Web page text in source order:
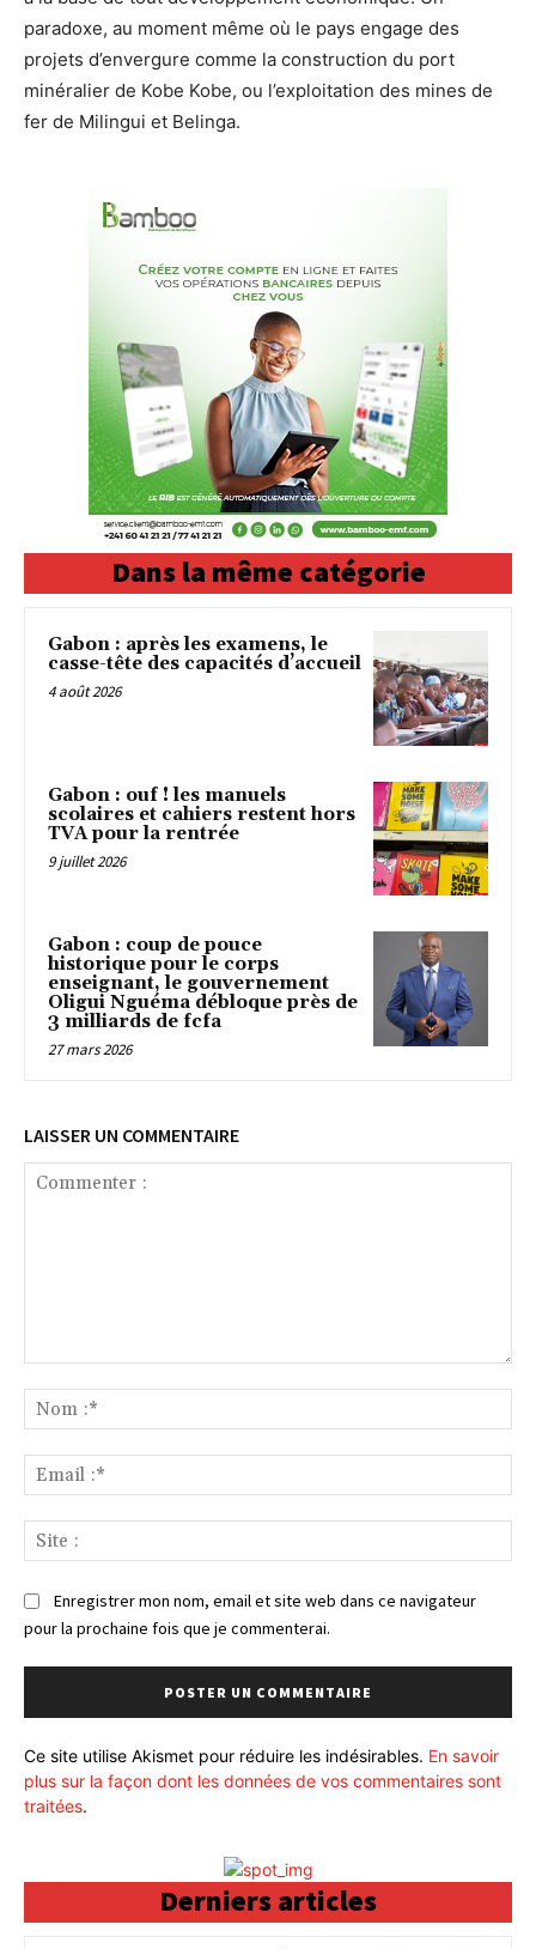
paradoxe, au moment même où le pays engage des
projets d’envergure comme la construction du port
minéralier de Kobe Kobe, ou l’exploitation des mines de
fer de Milingui et Belinga.
Dans la même catégorie
Gabon : après les examens, le
casse-tête des capacités d’accueil
4 août 2026
Gabon : ouf ! les manuels
scolaires et cahiers restent hors
TVA pour la rentrée
9 juillet 2026
Gabon : coup de pouce
historique pour le corps
enseignant, le gouvernement
Oligui Nguéma débloque près de
3 milliards de fcfa
27 mars 2026
LAISSER UN COMMENTAIRE
:*
:*
:
Enregistrer mon nom, email et site web dans ce navigateur
pour la prochaine fois que je commenterai.
Ce site utilise Akismet pour réduire les indésirables. En savoir
plus sur la façon dont les données de vos commentaires sont
traitées.
Derniers articles